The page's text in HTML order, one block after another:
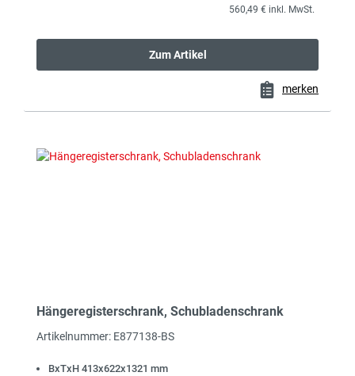
560,49 € inkl. MwSt.
Zum Artikel
merken
Hängeregisterschrank, Schubladenschrank
Artikelnummer: E877138-BS
BxTxH 413x622x1321 mm